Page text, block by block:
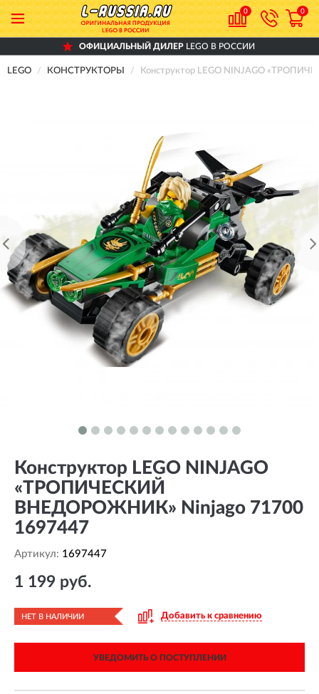
0 0
ОФИЦИАЛЬНЫЙ ДИЛЕР LEGO В РОССИИ
LEGO КОНСТРУКТОРЫ Конструктор LEGO NINJAGO
Конструктор LEGO NINJAGO
«ТРОПИЧЕСКИЙ
ВНЕДОРОЖНИК» Ninjago 71700
1697447
Артикул: 1697447
1 199 руб.
НЕТ В НАЛИЧИИ Добавить к сравнению
УВЕДОМИТЬ О ПОСТУПЛЕНИИ